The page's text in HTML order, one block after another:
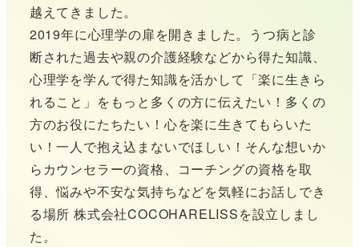
越えてきました。
2019年に心理学の扉を開きました。うつ病と診
断された過去や親の介護経験などから得た知識、
心理学を学んで得た知識を活かして「楽に生きら
れること」をもっと多くの方に伝えたい！多くの
方のお役にたちたい！心を楽に生きてもらいた
い！一人で抱え込まないでほしい！そんな想いか
らカウンセラーの資格、コーチングの資格を取
得、悩みや不安な気持ちなどを気軽にお話しでき
る場所 株式会社COCOHARELISSを設立しまし
た。